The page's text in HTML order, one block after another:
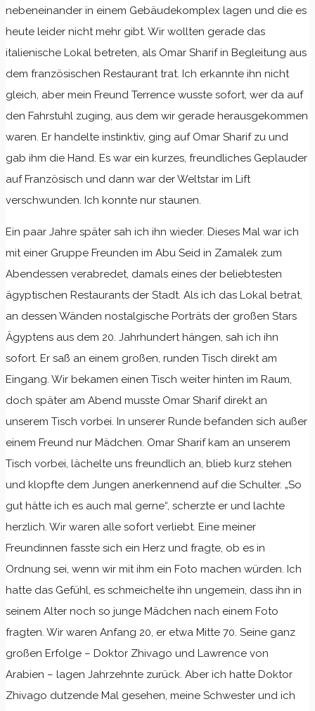
nebeneinander in einem Gebäudekomplex lagen und die es
heute leider nicht mehr gibt. Wir wollten gerade das
italienische Lokal betreten, als Omar Sharif in Begleitung aus
dem französischen Restaurant trat. Ich erkannte ihn nicht
gleich, aber mein Freund Terrence wusste sofort, wer da auf
den Fahrstuhl zuging, aus dem wir gerade herausgekommen
waren. Er handelte instinktiv, ging auf Omar Sharif zu und
gab ihm die Hand. Es war ein kurzes, freundliches Geplauder
auf Französisch und dann war der Weltstar im Lift
verschwunden. Ich konnte nur staunen.
Ein paar Jahre später sah ich ihn wieder. Dieses Mal war ich
mit einer Gruppe Freunden im Abu Seid in Zamalek zum
Abendessen verabredet, damals eines der beliebtesten
ägyptischen Restaurants der Stadt. Als ich das Lokal betrat,
an dessen Wänden nostalgische Porträts der großen Stars
Ägyptens aus dem 20. Jahrhundert hängen, sah ich ihn
sofort. Er saß an einem großen, runden Tisch direkt am
Eingang. Wir bekamen einen Tisch weiter hinten im Raum,
doch später am Abend musste Omar Sharif direkt an
unserem Tisch vorbei. In unserer Runde befanden sich außer
einem Freund nur Mädchen. Omar Sharif kam an unserem
Tisch vorbei, lächelte uns freundlich an, blieb kurz stehen
und klopfte dem Jungen anerkennend auf die Schulter. „So
gut hätte ich es auch mal gerne“, scherzte er und lachte
herzlich. Wir waren alle sofort verliebt. Eine meiner
Freundinnen fasste sich ein Herz und fragte, ob es in
Ordnung sei, wenn wir mit ihm ein Foto machen würden. Ich
hatte das Gefühl, es schmeichelte ihn ungemein, dass ihn in
seinem Alter noch so junge Mädchen nach einem Foto
fragten. Wir waren Anfang 20, er etwa Mitte 70. Seine ganz
großen Erfolge – Doktor Zhivago und Lawrence von
Arabien – lagen Jahrzehnte zurück. Aber ich hatte Doktor
Zhivago dutzende Mal gesehen, meine Schwester und ich